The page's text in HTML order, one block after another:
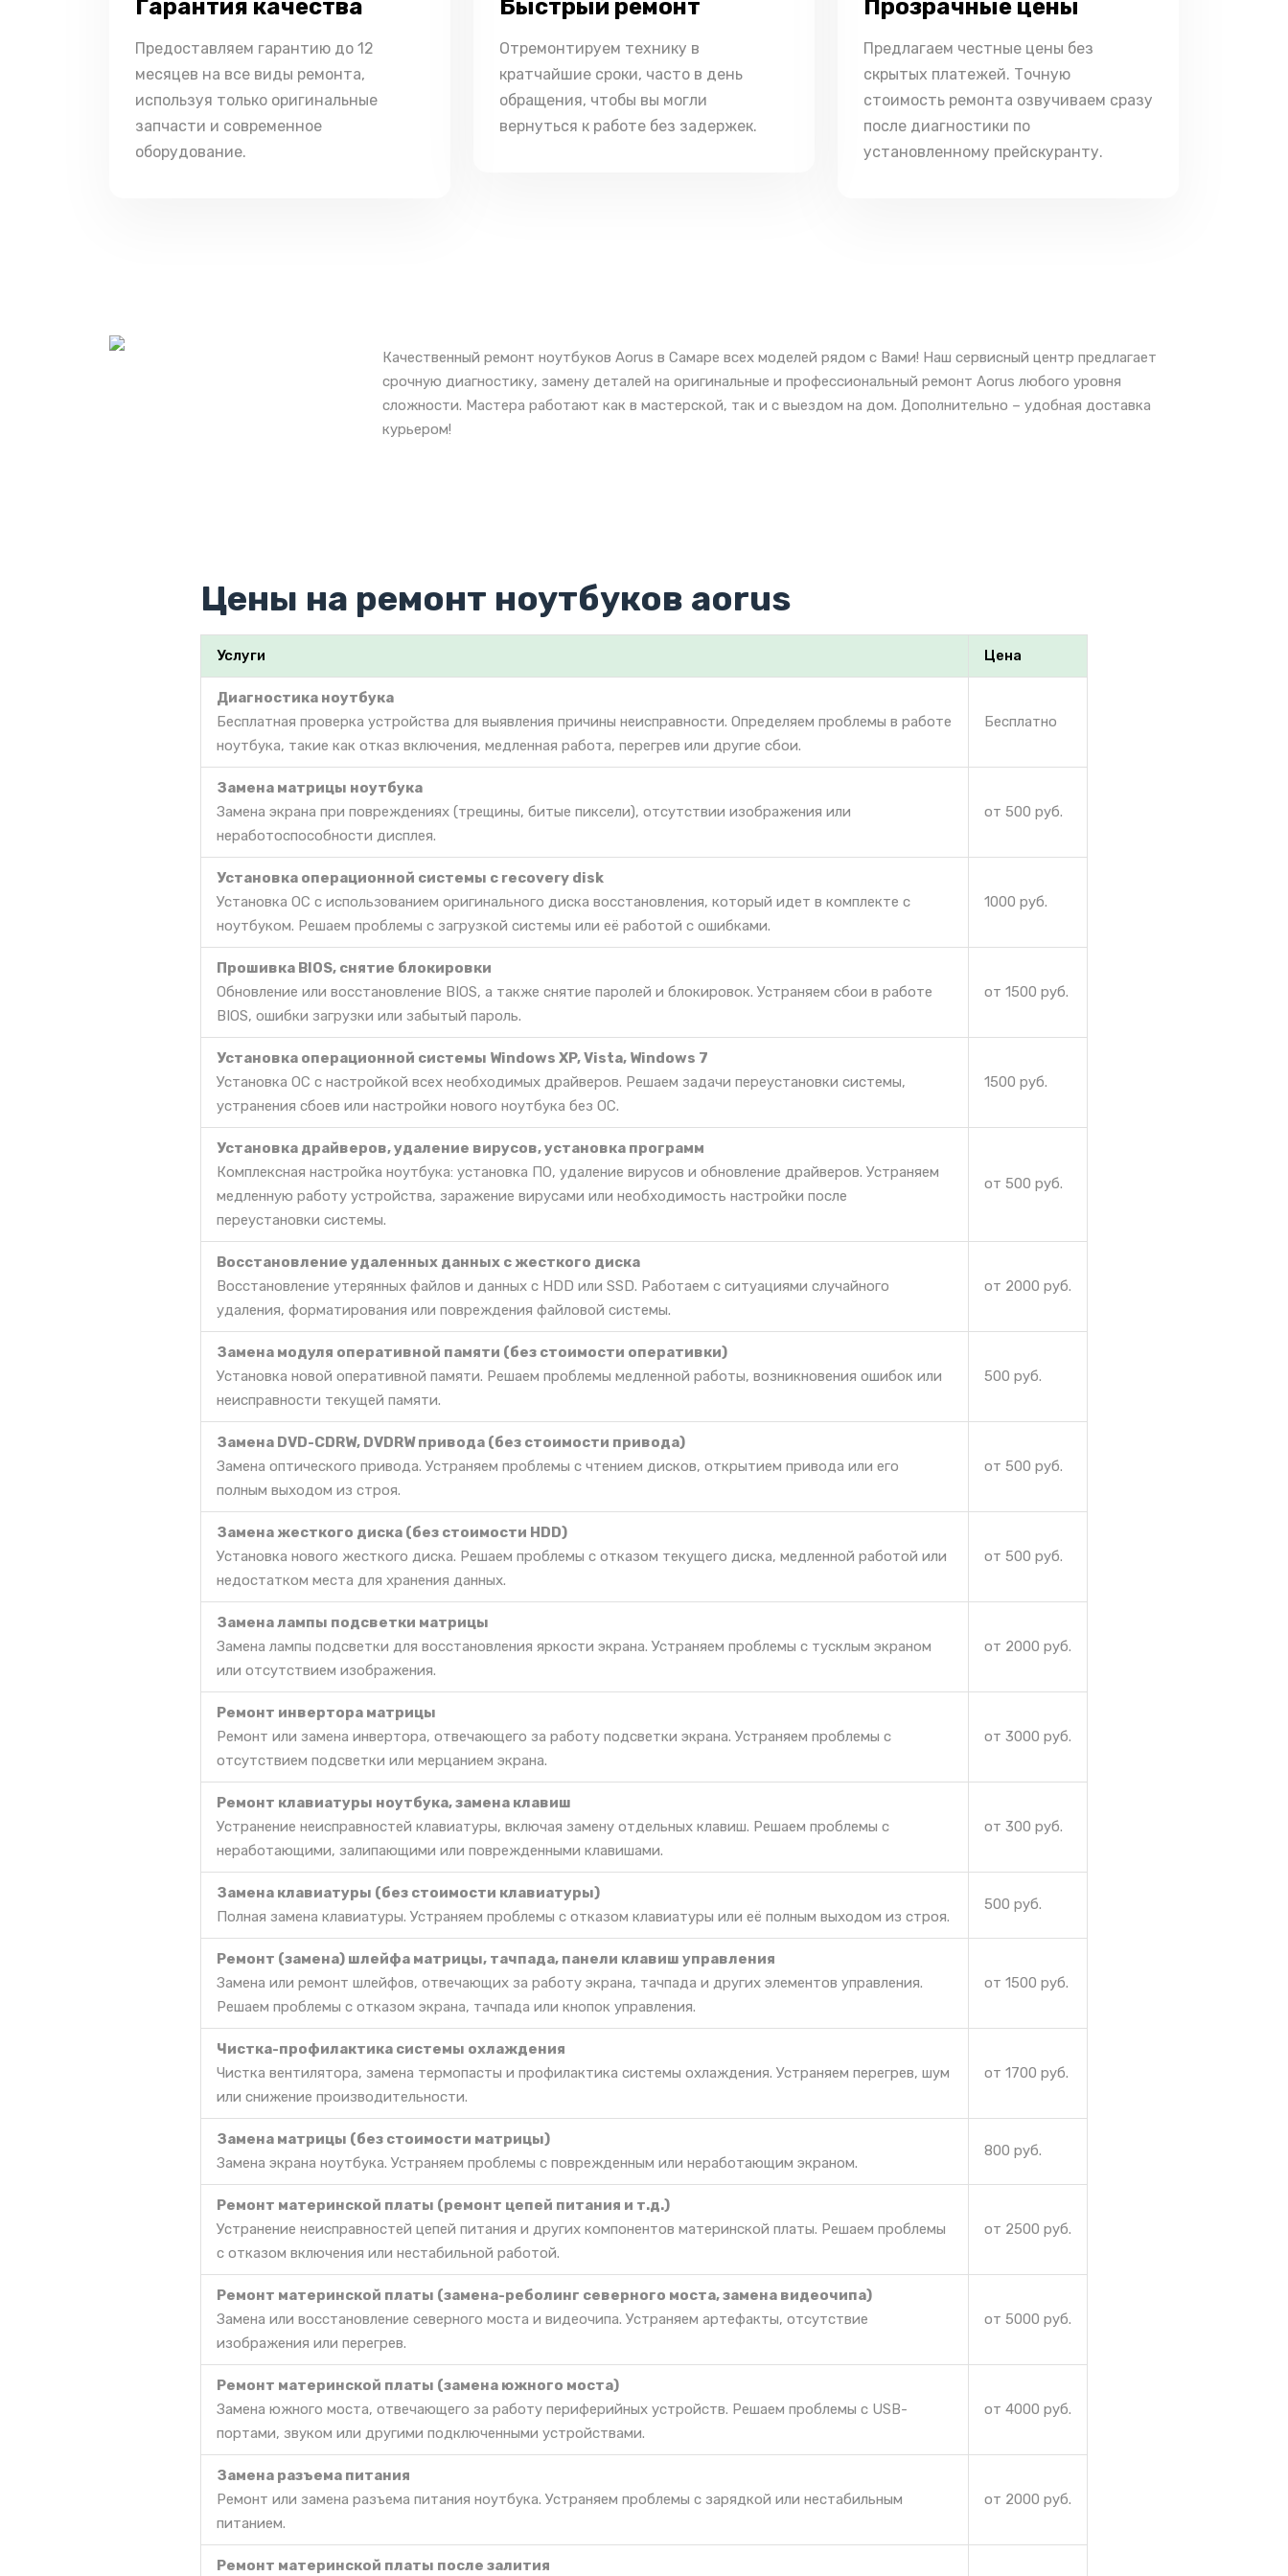
Гарантия качества
Предоставляем гарантию до 12
месяцев на все виды ремонта,
используя только оригинальные
запчасти и современное
оборудование.
Быстрый ремонт
Отремонтируем технику в
кратчайшие сроки, часто в день
обращения, чтобы вы могли
вернуться к работе без задержек.
Прозрачные цены
Предлагаем честные цены без
скрытых платежей. Точную
стоимость ремонта озвучиваем сразу
после диагностики по
установленному прейскуранту.
Качественный ремонт ноутбуков Aorus в Самаре всех моделей рядом с Вами! Наш сервисный центр предлагает
срочную диагностику, замену деталей на оригинальные и профессиональный ремонт Aorus любого уровня
сложности. Мастера работают как в мастерской, так и с выездом на дом. Дополнительно – удобная доставка
курьером!
Цены на ремонт ноутбуков aorus
Услуги Цена
Диагностика ноутбука
Бесплатная проверка устройства для выявления причины неисправности. Определяем проблемы в работе
ноутбука, такие как отказ включения, медленная работа, перегрев или другие сбои.
Бесплатно
Замена матрицы ноутбука
Замена экрана при повреждениях (трещины, битые пиксели), отсутствии изображения или
неработоспособности дисплея.
от 500 руб.
Установка операционной системы c recovery disk
Установка ОС с использованием оригинального диска восстановления, который идет в комплекте с
ноутбуком. Решаем проблемы с загрузкой системы или её работой с ошибками.
1000 руб.
Прошивка BIOS, снятие блокировки
Обновление или восстановление BIOS, а также снятие паролей и блокировок. Устраняем сбои в работе
BIOS, ошибки загрузки или забытый пароль.
от 1500 руб.
Установка операционной системы Windows XP, Vista, Windows 7
Установка ОС с настройкой всех необходимых драйверов. Решаем задачи переустановки системы,
устранения сбоев или настройки нового ноутбука без ОС.
1500 руб.
Установка драйверов, удаление вирусов, установка программ
Комплексная настройка ноутбука: установка ПО, удаление вирусов и обновление драйверов. Устраняем
медленную работу устройства, заражение вирусами или необходимость настройки после
переустановки системы.
от 500 руб.
Восстановление удаленных данных с жесткого диска
Восстановление утерянных файлов и данных с HDD или SSD. Работаем с ситуациями случайного
удаления, форматирования или повреждения файловой системы.
от 2000 руб.
Замена модуля оперативной памяти (без стоимости оперативки)
Установка новой оперативной памяти. Решаем проблемы медленной работы, возникновения ошибок или
неисправности текущей памяти.
500 руб.
Замена DVD-CDRW, DVDRW привода (без стоимости привода)
Замена оптического привода. Устраняем проблемы с чтением дисков, открытием привода или его
полным выходом из строя.
от 500 руб.
Замена жесткого диска (без стоимости HDD)
Установка нового жесткого диска. Решаем проблемы с отказом текущего диска, медленной работой или
недостатком места для хранения данных.
от 500 руб.
Замена лампы подсветки матрицы
Замена лампы подсветки для восстановления яркости экрана. Устраняем проблемы с тусклым экраном
или отсутствием изображения.
от 2000 руб.
Ремонт инвертора матрицы
Ремонт или замена инвертора, отвечающего за работу подсветки экрана. Устраняем проблемы с
отсутствием подсветки или мерцанием экрана.
от 3000 руб.
Ремонт клавиатуры ноутбука, замена клавиш
Устранение неисправностей клавиатуры, включая замену отдельных клавиш. Решаем проблемы с
неработающими, залипающими или поврежденными клавишами.
от 300 руб.
Замена клавиатуры (без стоимости клавиатуры)
Полная замена клавиатуры. Устраняем проблемы с отказом клавиатуры или её полным выходом из строя.
500 руб.
Ремонт (замена) шлейфа матрицы, тачпада, панели клавиш управления
Замена или ремонт шлейфов, отвечающих за работу экрана, тачпада и других элементов управления.
Решаем проблемы с отказом экрана, тачпада или кнопок управления.
от 1500 руб.
Чистка-профилактика системы охлаждения
Чистка вентилятора, замена термопасты и профилактика системы охлаждения. Устраняем перегрев, шум
или снижение производительности.
от 1700 руб.
Замена матрицы (без стоимости матрицы)
Замена экрана ноутбука. Устраняем проблемы с поврежденным или неработающим экраном.
800 руб.
Ремонт материнской платы (ремонт цепей питания и т.д.)
Устранение неисправностей цепей питания и других компонентов материнской платы. Решаем проблемы
с отказом включения или нестабильной работой.
от 2500 руб.
Ремонт материнской платы (замена-реболинг северного моста, замена видеочипа)
Замена или восстановление северного моста и видеочипа. Устраняем артефакты, отсутствие
изображения или перегрев.
от 5000 руб.
Ремонт материнской платы (замена южного моста)
Замена южного моста, отвечающего за работу периферийных устройств. Решаем проблемы с USB-
портами, звуком или другими подключенными устройствами.
от 4000 руб.
Замена разъема питания
Ремонт или замена разъема питания ноутбука. Устраняем проблемы с зарядкой или нестабильным
питанием.
от 2000 руб.
Ремонт материнской платы после залития